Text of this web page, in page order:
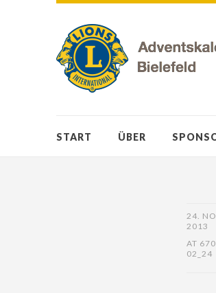
START ÜBER
24.
2013
AT
02_24